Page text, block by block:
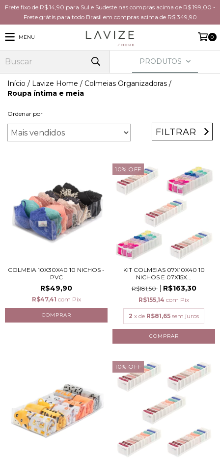
Frete fixo de R$ 14,90 para Sul e Sudeste nas compras acima de R$ 199,00 -
Frete grátis para todo Brasil em compras acima de R$ 349,90
MENU 0
PRODUTOS
Início / Lavize Home / Colmeias Organizadoras /
Roupa íntima e meia
Ordenar por
FILTRAR
COLMEIA 10X30X40 10 NICHOS -
PVC
R$49,90
R$47,41 com Pix
10% OFF
KIT COLMEIAS 07X10X40 10
NICHOS E 07X15X...
R$181,50
R$163,30
R$155,14 com Pix
2 x de R$81,65 sem juros
10% OFF